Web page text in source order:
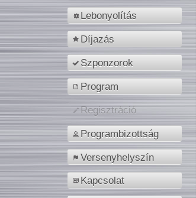
Lebonyolítás
Díjazás
Szponzorok
Program
Regisztráció
Programbizottság
Versenyhelyszín
Kapcsolat